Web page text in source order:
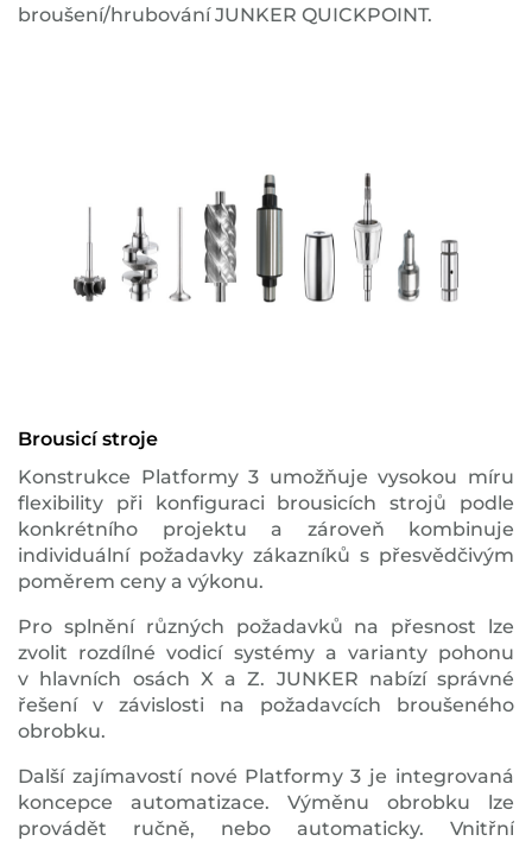
broušení/hrubování JUNKER QUICKPOINT.
Brousicí stroje
Konstrukce Platformy 3 umožňuje vysokou míru
flexibility při konfiguraci brousicích strojů podle
konkrétního projektu a zároveň kombinuje
individuální požadavky zákazníků s přesvědčivým
poměrem ceny a výkonu.
Pro splnění různých požadavků na přesnost lze
zvolit rozdílné vodicí systémy a varianty pohonu
v hlavních osách X a Z. JUNKER nabízí správné
řešení v závislosti na požadavcích broušeného
obrobku.
Další zajímavostí nové Platformy 3 je integrovaná
koncepce automatizace. Výměnu obrobku lze
provádět ručně, nebo automaticky. Vnitřní